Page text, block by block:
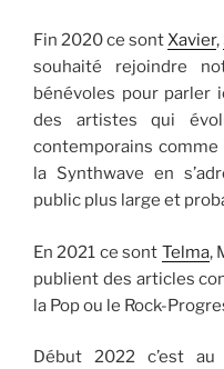
Fin 2020 ce sontXavier,
souhaité rejoindre
bénévoles pour parler
des artistes qui
contemporains comme
la Synthwave en
public plus large et
En 2021 ce sont Telma,
publient des articles
la Pop ou le Rock-
Début 2022 c’est